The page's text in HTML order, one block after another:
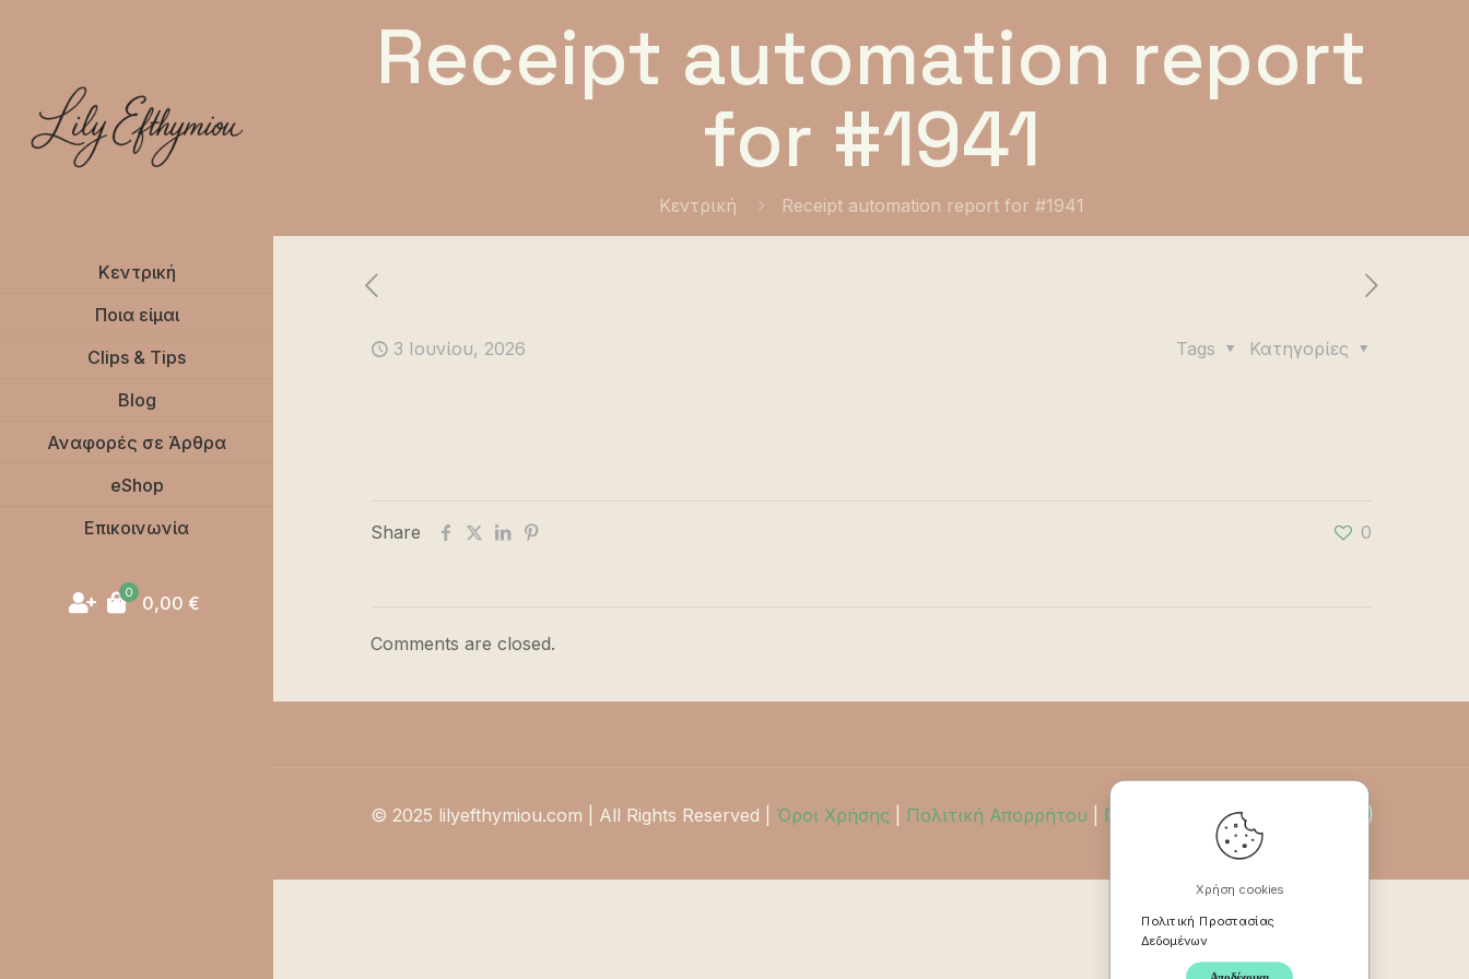
Κεντρική
Ποια είμαι
Clips & Tips
Blog
Αναφορές σε Άρθρα
eShop
Επικοινωνία
0 0,00 €
Receipt automation report
for #1941
Κεντρική Receipt automation report for #1941
3 Ιουνίου, 2026 Κατηγορίες
Tags
Share 0
Comments are closed.
© 2025 lilyefthymiou.com | All Rights Reserved | Όροι Χρήσης Πολιτική Απορρήτου Πολιτική Επιστροφών
Χρήση cookies
Πολιτική Προστασίας
Δεδομένων
Αποδέχομαι